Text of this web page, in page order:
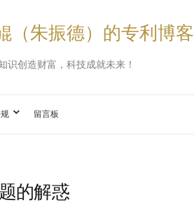
（朱振德）的专利博客
识创造财富，科技成就未来！
留言板
的解惑